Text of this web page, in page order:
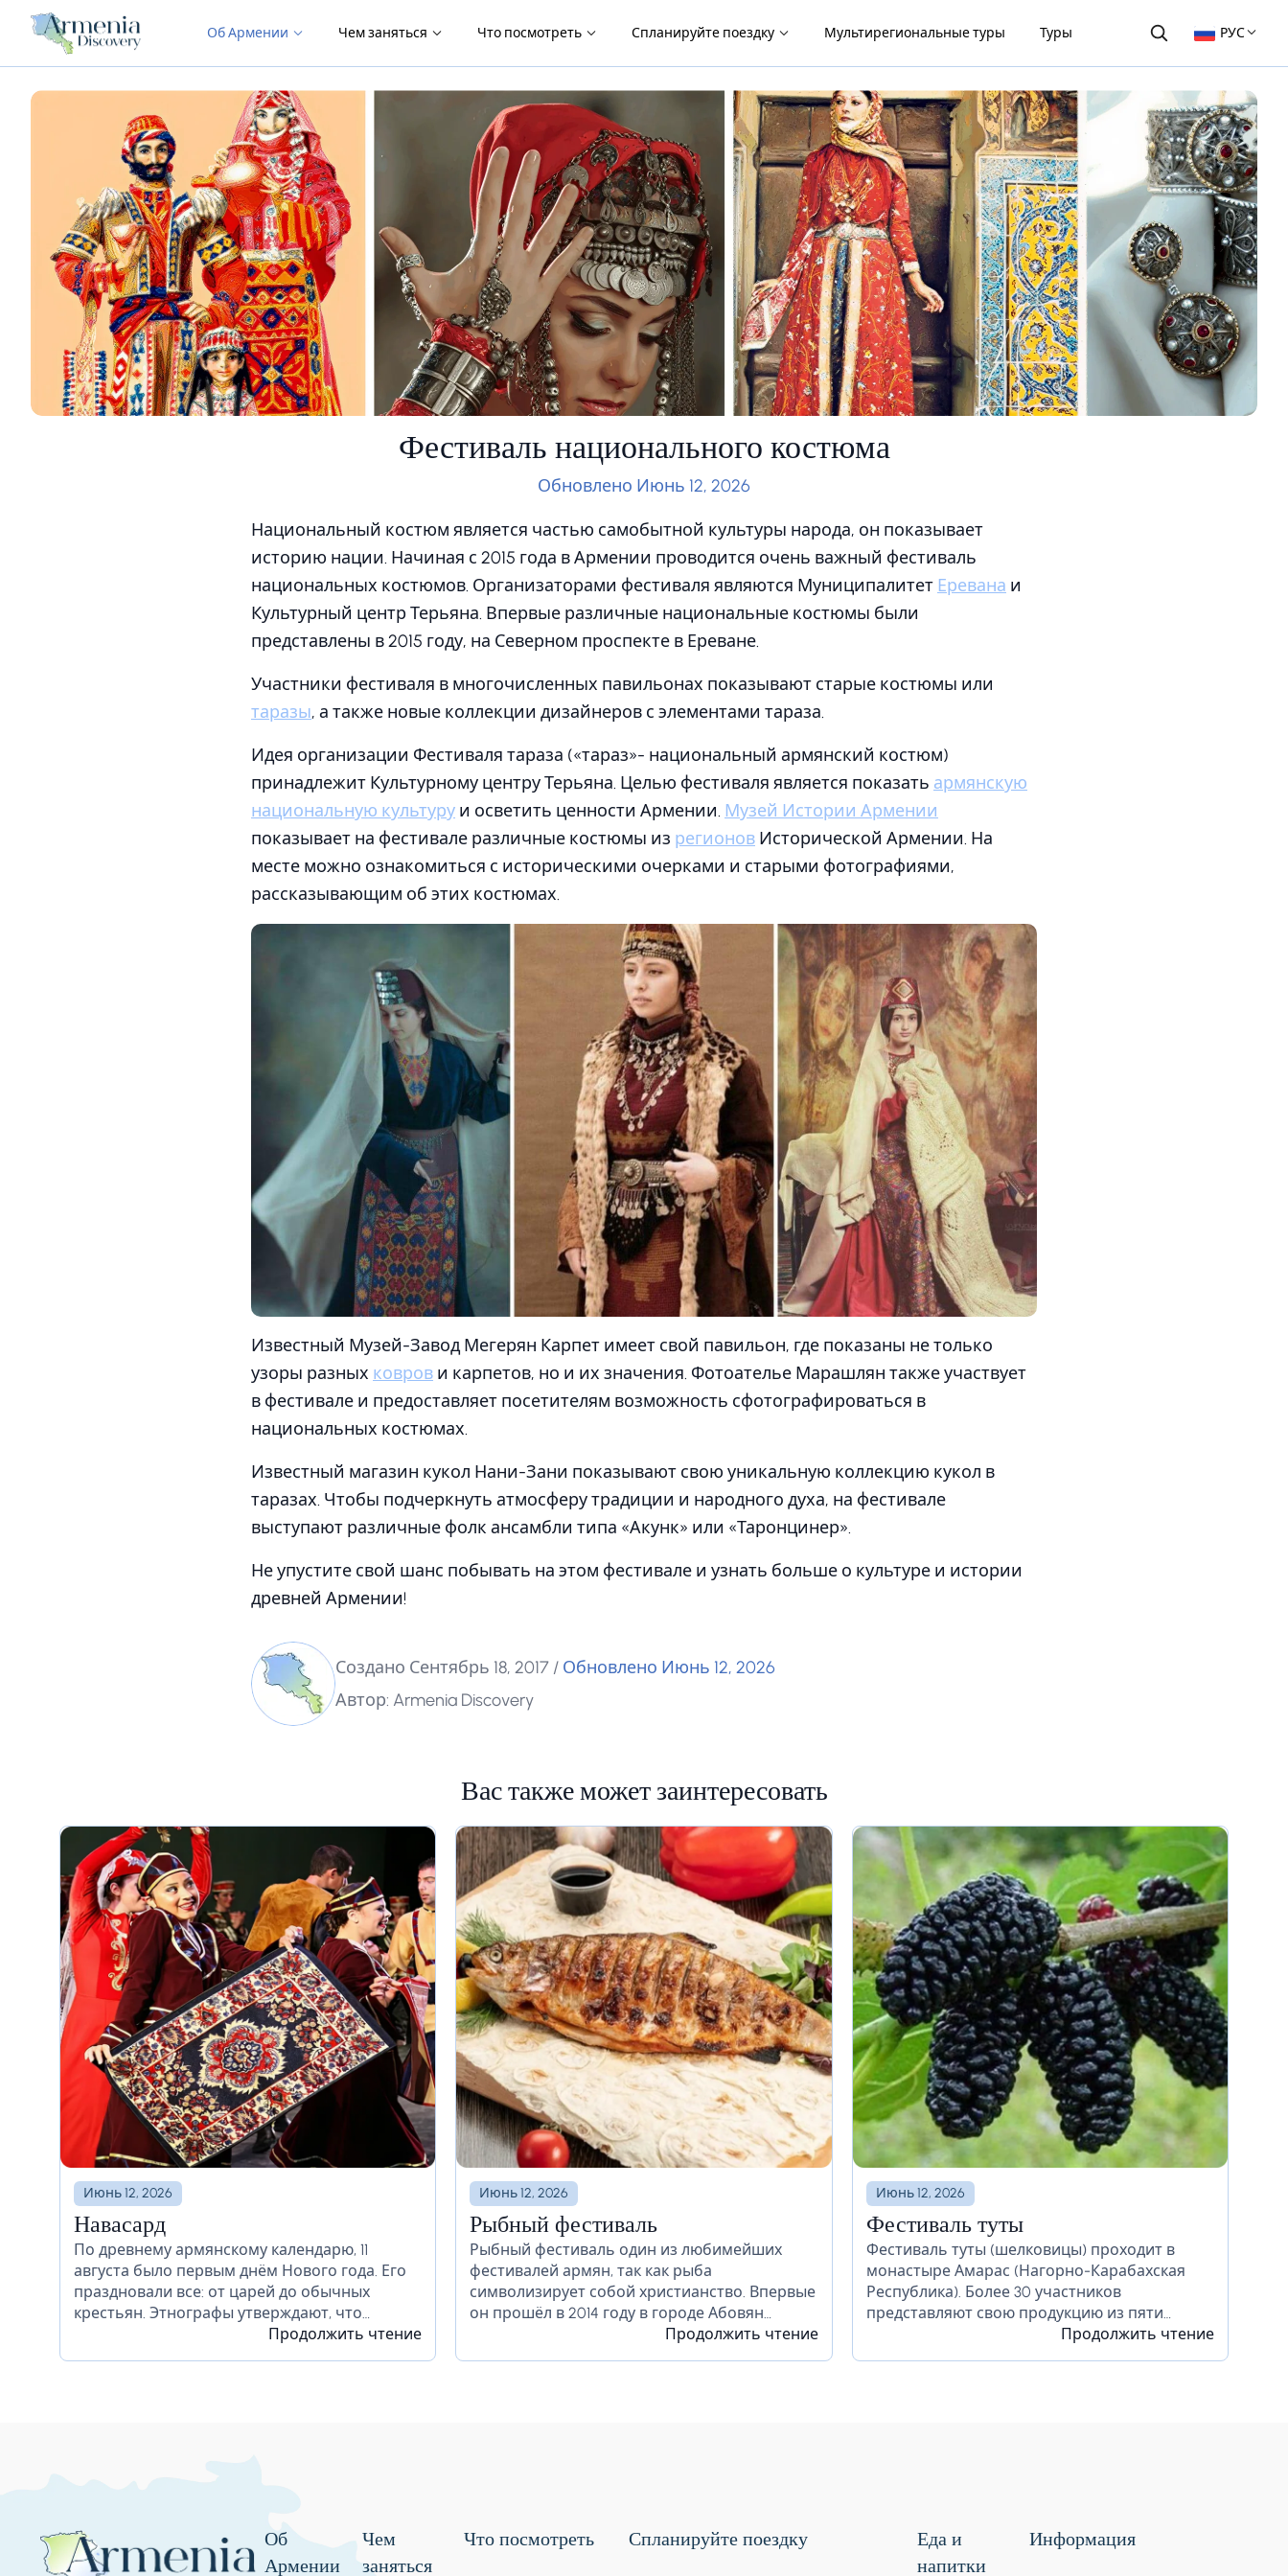
Об Армении Чем заняться Что посмотреть Спланируйте поездку Мультирегиональные туры Туры РУС
Фестиваль национального костюма
Обновлено Июнь 12, 2026
Национальный костюм является частью самобытной культуры народа, он показывает
историю нации. Начиная с 2015 года в Армении проводится очень важный фестиваль
национальных костюмов. Организаторами фестиваля являются Муниципалитет Еревана и
Культурный центр Терьяна. Впервые различные национальные костюмы были
представлены в 2015 году, на Северном проспекте в Ереване.
Участники фестиваля в многочисленных павильонах показывают старые костюмы или
таразы, а также новые коллекции дизайнеров с элементами тараза.
Идея организации Фестиваля тараза («тараз»- национальный армянский костюм)
принадлежит Культурному центру Терьяна. Целью фестиваля является показать армянскую
национальную культуру и осветить ценности Армении. Музей Истории Армении
показывает на фестивале различные костюмы из регионов Исторической Армении. На
месте можно ознакомиться с историческими очерками и старыми фотографиями,
рассказывающим об этих костюмах.
Известный Музей-Завод Мегерян Карпет имеет свой павильон, где показаны не только
узоры разных ковров и карпетов, но и их значения. Фотоателье Марашлян также участвует
в фестивале и предоставляет посетителям возможность сфотографироваться в
национальных костюмах.
Известный магазин кукол Нани-Зани показывают свою уникальную коллекцию кукол в
таразах. Чтобы подчеркнуть атмосферу традиции и народного духа, на фестивале
выступают различные фолк ансамбли типа «Акунк» или «Таронцинер».
Не упустите свой шанс побывать на этом фестивале и узнать больше о культуре и истории
древней Армении!
Создано Сентябрь 18, 2017 / Обновлено Июнь 12, 2026
Автор: Armenia Discovery
Вас также может заинтересовать
Июнь 12, 2026
Навасард
По древнему армянскому календарю, 11
августа было первым днём Нового года. Его
праздновали все: от царей до обычных
крестьян. Этнографы утверждают, что
древние армяне праздновали этот день с
Продолжить чтение
Июнь 12, 2026
Рыбный фестиваль
Рыбный фестиваль один из любимейших
фестивалей армян, так как рыба
символизирует собой христианство. Впервые
он прошёл в 2014 году в городе Абовян
Котайкской области. На фестивалеПродолжить чтение
Июнь 12, 2026
Фестиваль туты
Фестиваль туты (шелковицы) проходит в
монастыре Амарас (Нагорно-Карабахская
Республика). Более 30 участников
представляют свою продукцию из пяти
регионов Нагорного Карабаха, Степанакерта
Продолжить чтение
Об
Армении
Чем
заняться
Что посмотреть Спланируйте поездку
Еда и
напитки
Информация